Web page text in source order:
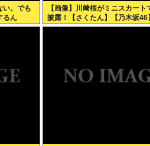
い。でも
るん
【画像】川﨑桜がミニスカート
披露！【さくたん】【乃木坂46】